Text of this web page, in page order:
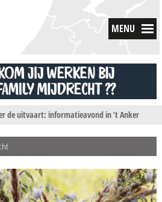
MENU
de uitvaart: informatieavond in ’t Anker